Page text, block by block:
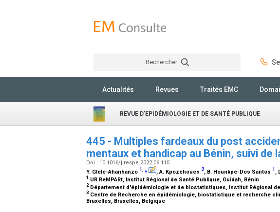
Rechercher
Actualités Revues Traités EMC
REVUE D'EPIDÉMIOLOGIE ET DE SANTÉ PUBLIQUE
445 - Multiples fardeaux du post
mentaux et handicap au Bénin, suivi de
Doi : 10.1016/j.respe.2022.06.115
Y. Glèlè-Ahanhanzo 1,⁎ , A. Kpozèhouen 2, B. Hounkpè-Dos Santos 1 ,
1 UR ReMPARt, Institut Régional de Santé Publique, Ouidah, Bénin
2 Département d'épidémiologie et de biostatistiques, Institut Régional
3 Centre de Recherche en épidémiologie, biostatistique et recherche
Bruxelles, Bruxelles, Belgique